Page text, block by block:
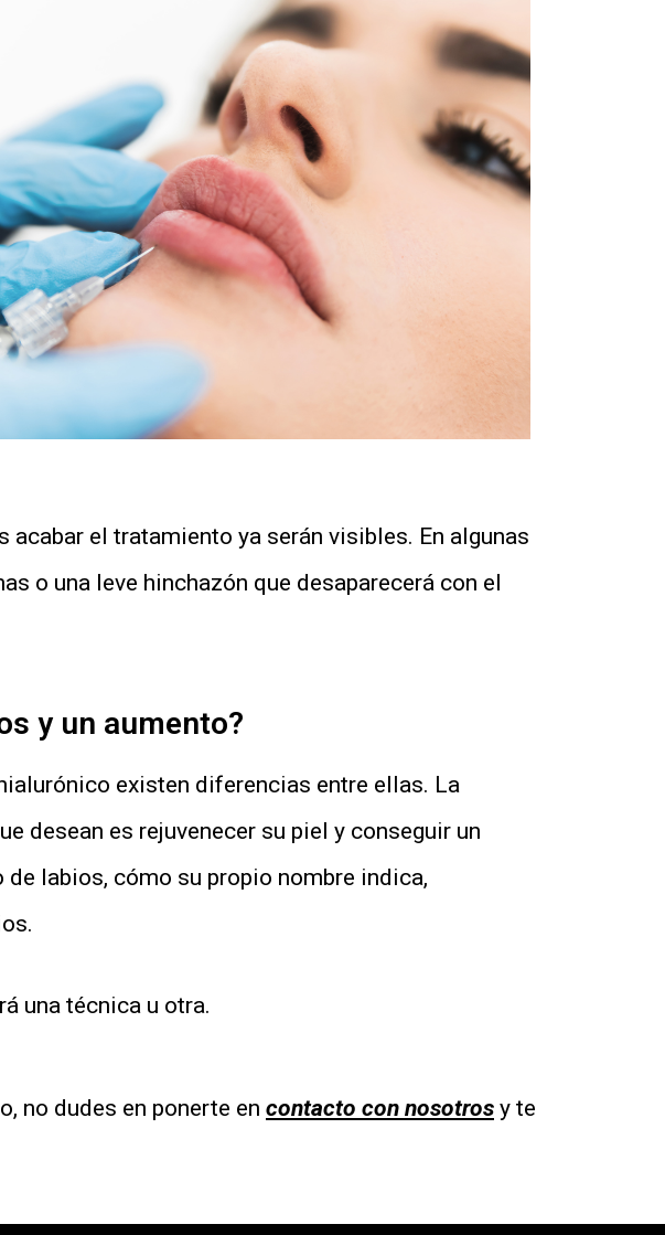
el tratamiento ya serán visibles. En algunas
o una leve hinchazón que desaparecerá con el
y un aumento?
existen diferencias entre ellas. La
desean es rejuvenecer su piel y conseguir un
labios, cómo su propio nombre indica,
una técnica u otra.
no dudes en ponerte en contacto con nosotros y te